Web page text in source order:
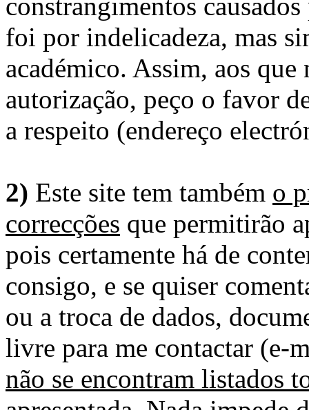
foi por indelicadeza, mas
académico. Assim, aos
autorização, peço o favor
a respeito (endereço
2) Este site tem também o
correcções que permitirão
pois certamente há de
consigo, e se quiser
ou a troca de dados,
livre para me contactar (e-
não se encontram listados